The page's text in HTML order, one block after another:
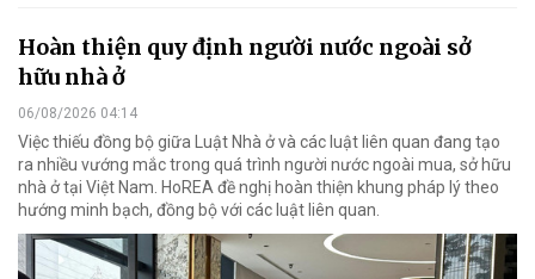
Hoàn thiện quy định người nước ngoài sở
hữu nhà ở
06/08/2026 04:14
Việc thiếu đồng bộ giữa Luật Nhà ở và các luật liên quan đang tạo
ra nhiều vướng mắc trong quá trình người nước ngoài mua, sở hữu
nhà ở tại Việt Nam. HoREA đề nghị hoàn thiện khung pháp lý theo
hướng minh bạch, đồng bộ với các luật liên quan.